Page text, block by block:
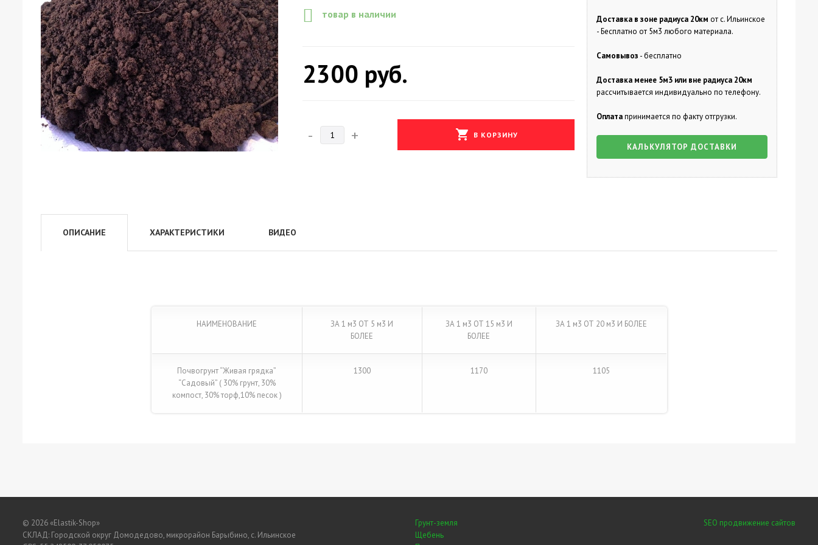
товар в наличии
2300 руб.
- + shopping_cart В КОРЗИНУ
Доставка в зоне радиуса 20км от с. Ильинское
- Бесплатно от 5м3 любого материала.
Самовывоз - бесплатно
Доставка менее 5м3 или вне радиуса 20км
рассчитывается индивидуально по телефону.
Оплатапринимается по факту отгрузки.
КАЛЬКУЛЯТОР ДОСТАВКИ
ОПИСАНИЕ ХАРАКТЕРИСТИКИ ВИДЕО
НАИМЕНОВАНИЕ
ЗА 1 м3 ОТ 5 м3 И
БОЛЕЕ
ЗА 1 м3 ОТ 15 м3 И
БОЛЕЕ
ЗА 1 м3 ОТ 20 м3 И БОЛЕЕ
Почвогрунт “Живая грядка”
“Садовый” ( 30% грунт, 30%
компост, 30% торф,10% песок )
1300 1170 1105
© 2026«Elastik-Shop»
СКЛАД: Городской округ Домодедово, микрорайон Барыбино, с. Ильинское
Грунт-земля
Щебень
SEO продвижение сайтов